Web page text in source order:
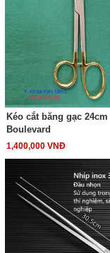
Kéo cắt băng gạc 24cm
Boulevard
1,400,000 VNĐ